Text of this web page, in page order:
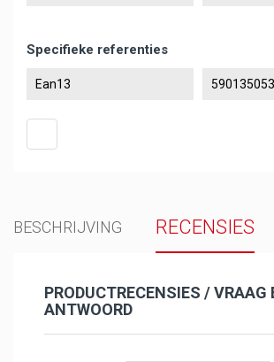
Specifieke referenties
Ean13
BESCHRIJVING RECENSIES
PRODUCTRECENSIES / VRAAG
ANTWOORD